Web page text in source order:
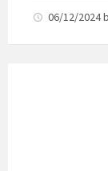
06/12/2024